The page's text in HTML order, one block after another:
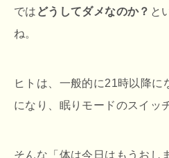
では どうしてダメなのか？ と
ね。
ヒトは、一般的に21時以降に
になり、眠りモードのスイッ
そんな「体は今日はもうおし